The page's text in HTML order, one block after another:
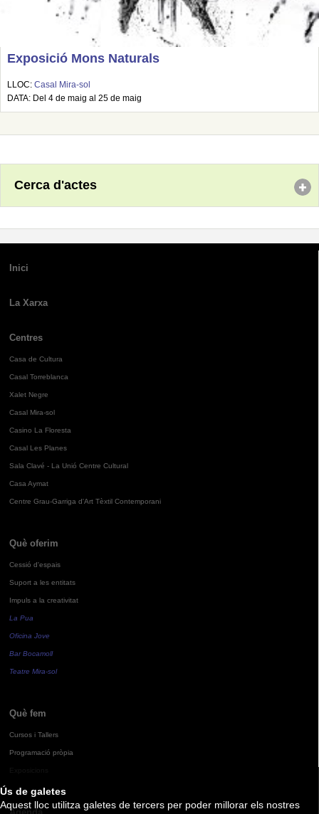
Ús de galetes
Aquest lloc utilitza galetes de tercers per poder millorar els nostres
Exposició Mons Naturals
LLOC: Casal Mira-sol
DATA: Del 4 de maig al 25 de maig
Cerca d'actes
Inici
La Xarxa
Centres
Casa de Cultura
Casal Torreblanca
Xalet Negre
Casal Mira-sol
Casino La Floresta
Casal Les Planes
Sala Clavé - La Unió Centre Cultural
Casa Aymat
Centre Grau-Garriga d'Art Tèxtil Contemporani
Què oferim
Cessió d'espais
Suport a les entitats
Impuls a la creativitat
La Pua
Oficina Jove
Bar Bocamoll
Teatre Mira-sol
Què fem
Cursos i Tallers
Programació pròpia